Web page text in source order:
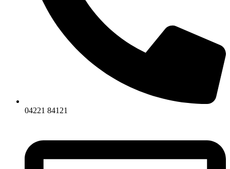
04221 84121